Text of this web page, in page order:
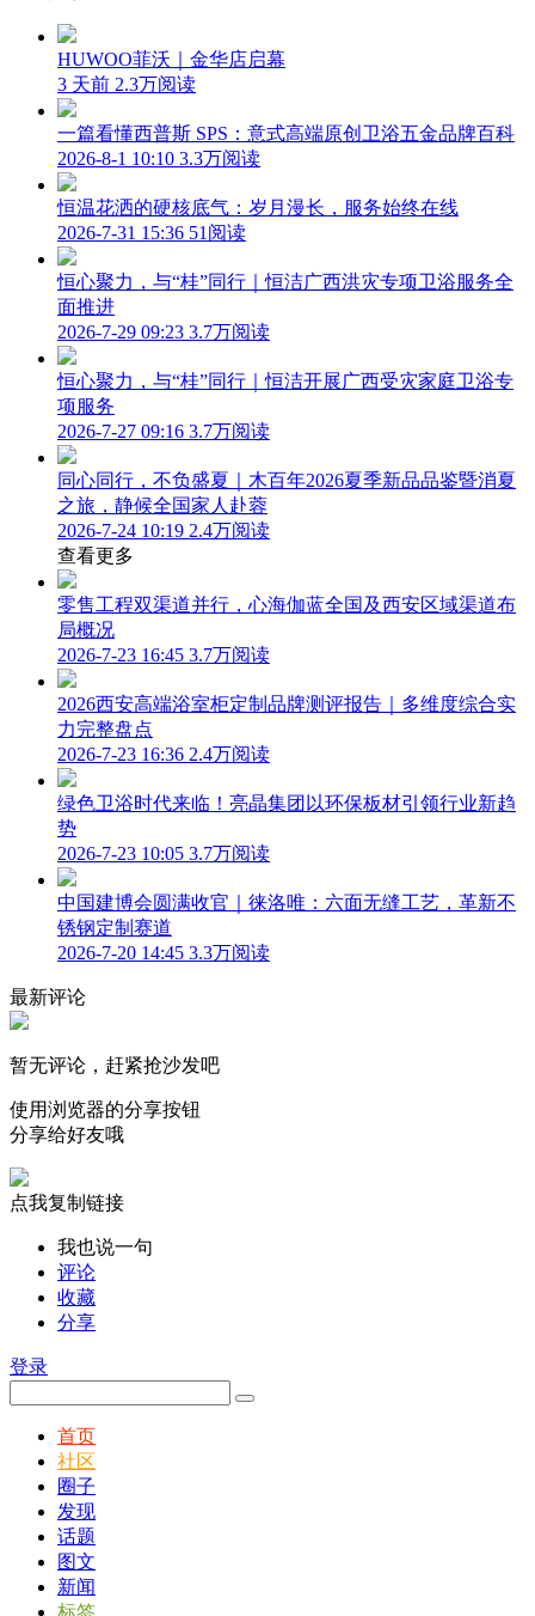
HUWOO菲沃｜金华店启幕
3 天前 2.3万阅读
一篇看懂西普斯 SPS：意式高端原创卫浴五金品牌百科
2026-8-1 10:10 3.3万阅读
恒温花洒的硬核底气：岁月漫长，服务始终在线
2026-7-31 15:36 51阅读
恒心聚力，与“桂”同行｜恒洁广西洪灾专项卫浴服务全
面推进
2026-7-29 09:23 3.7万阅读
恒心聚力，与“桂”同行｜恒洁开展广西受灾家庭卫浴专
项服务
2026-7-27 09:16 3.7万阅读
同心同行，不负盛夏｜木百年2026夏季新品品鉴暨消夏
之旅，静候全国家人赴蓉
2026-7-24 10:19 2.4万阅读
查看更多
零售工程双渠道并行，心海伽蓝全国及西安区域渠道布
局概况
2026-7-23 16:45 3.7万阅读
2026西安高端浴室柜定制品牌测评报告｜多维度综合实
力完整盘点
2026-7-23 16:36 2.4万阅读
绿色卫浴时代来临！亮晶集团以环保板材引领行业新趋
势
2026-7-23 10:05 3.7万阅读
中国建博会圆满收官｜徕洛唯：六面无缝工艺，革新不
锈钢定制赛道
2026-7-20 14:45 3.3万阅读
最新评论
暂无评论，赶紧抢沙发吧
使用浏览器的分享按钮
分享给好友哦
点我复制链接
我也说一句
评论
收藏
分享
登录
首页
社区
圈子
发现
话题
图文
新闻
标签